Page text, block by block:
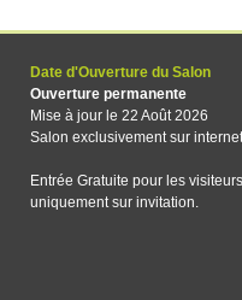
Date d'Ouverture du Salon
Ouverture permanente
Mise à jour le 22 Août 2026
Salon exclusivement sur internet
Entrée Gratuite pour les visiteurs
uniquement sur invitation.